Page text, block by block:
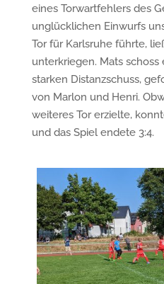
eines Torwartfehlers des
unglücklichen Einwurfs
Tor für Karlsruhe führte,
unterkriegen. Mats
starken Distanzschuss,
von Marlon und Henri.
weiteres Tor erzielte,
und das Spiel endete 3:4.